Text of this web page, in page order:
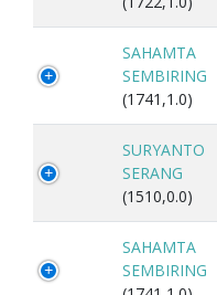
SAHAMTA
SEMBIRING
(1741,1.0)
SURYANTO
SERANG
(1510,0.0)
SAHAMTA
SEMBIRING